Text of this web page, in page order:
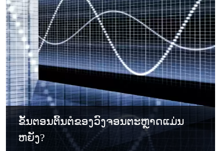
ຂັ້ນຕອນຕົ້ນຕໍຂອງວົງຈອນຕະຫຼາດແມ່ນ
ຫຍັງ?